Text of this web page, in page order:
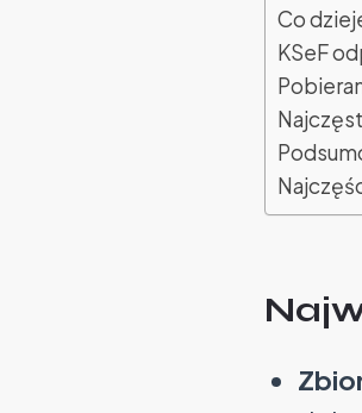
Co
KSeF